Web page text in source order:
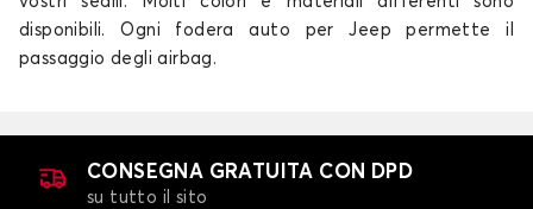
disponibili. Ogni fodera auto per Jeep permette il
passaggio degli airbag.
CONSEGNA GRATUITA CON DPD
su tutto il sito